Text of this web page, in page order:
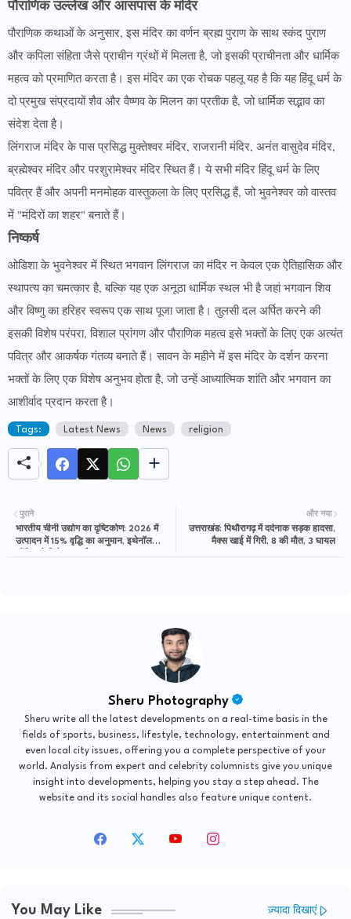
पौराणिक उल्लेख और आसपास के मंदिर
पौराणिक कथाओं के अनुसार, इस मंदिर का वर्णन ब्रह्म पुराण के साथ स्कंद पुराण
और कपिला संहिता जैसे प्राचीन ग्रंथों में मिलता है, जो इसकी प्राचीनता और धार्मिक
महत्व को प्रमाणित करता है। इस मंदिर का एक रोचक पहलू यह है कि यह हिंदू धर्म के
दो प्रमुख संप्रदायों शैव और वैष्णव के मिलन का प्रतीक है, जो धार्मिक सद्भाव का
संदेश देता है।
लिंगराज मंदिर के पास प्रसिद्ध मुक्तेश्वर मंदिर, राजरानी मंदिर, अनंत वासुदेव मंदिर,
ब्रह्मेश्वर मंदिर और परशुरामेश्वर मंदिर स्थित हैं। ये सभी मंदिर हिंदू धर्म के लिए
पवित्र हैं और अपनी मनमोहक वास्तुकला के लिए प्रसिद्ध हैं, जो भुवनेश्वर को वास्तव
में "मंदिरों का शहर" बनाते हैं।
निष्कर्ष
ओडिशा के भुवनेश्वर में स्थित भगवान लिंगराज का मंदिर न केवल एक ऐतिहासिक और
स्थापत्य का चमत्कार है, बल्कि यह एक अनूठा धार्मिक स्थल भी है जहां भगवान शिव
और विष्णु का हरिहर स्वरूप एक साथ पूजा जाता है। तुलसी दल अर्पित करने की
इसकी विशेष परंपरा, विशाल प्रांगण और पौराणिक महत्व इसे भक्तों के लिए एक अत्यंत
पवित्र और आकर्षक गंतव्य बनाते हैं। सावन के महीने में इस मंदिर के दर्शन करना
भक्तों के लिए एक विशेष अनुभव होता है, जो उन्हें आध्यात्मिक शांति और भगवान का
आशीर्वाद प्रदान करता है।
Tags: Latest News News religion
और नया
उत्तराखंड: पिथौरागढ़ में दर्दनाक सड़क हादसा,
मैक्स खाई में गिरी, 8 की मौत, 3 घायल
पुराने
भारतीय चीनी उद्योग का दृष्टिकोण: 2026 में
उत्पादन में 15% वृद्धि का अनुमान, इथेनॉल
Sheru Photography
Sheru write all the latest developments on a real-time basis in the
fields of sports, business, lifestyle, technology, entertainment and
even local city issues, offering you a complete perspective of your
world. Analysis from expert and celebrity columnists give you unique
insight into developments, helping you stay a step ahead. The
website and its social handles also feature unique content.
You May Like ज़्यादा दिखाएं